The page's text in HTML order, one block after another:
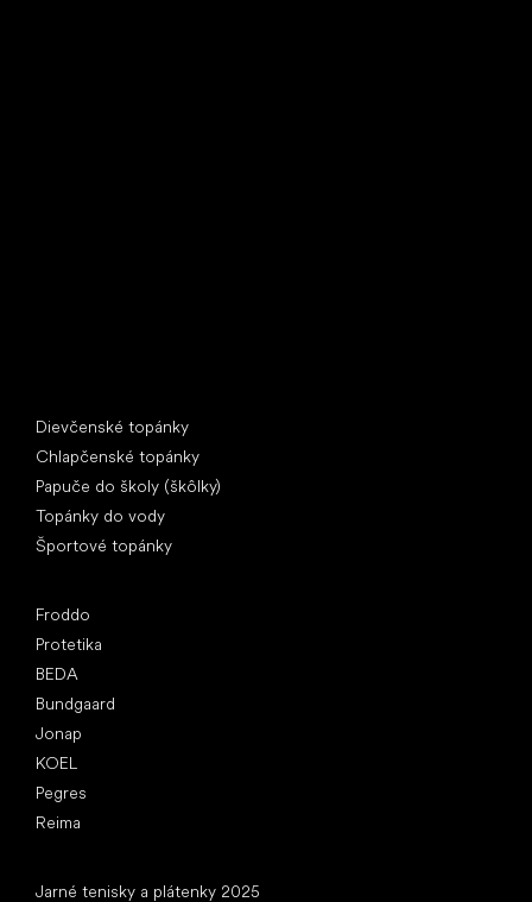
Dievčenské topánky
Chlapčenské topánky
Papuče do školy (škôlky)
Topánky do vody
Športové topánky
Froddo
Protetika
BEDA
Bundgaard
Jonap
KOEL
Pegres
Reima
Jarné tenisky a plátenky 2025